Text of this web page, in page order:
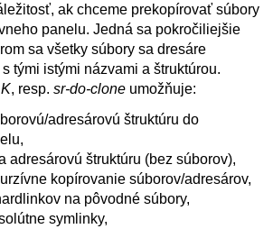
ak chceme prekopírovať súbory
panelu. Jedná sa pokročiliejšie
sa všetky súbory sa dresáre
tými istými názvami a štruktúrou.
K, resp. sr-do-clone umožňuje:
adresárovú štruktúru do
adresárovú štruktúru (bez súborov),
kopírovanie súborov/adresárov,
na pôvodné súbory,
symlinky,